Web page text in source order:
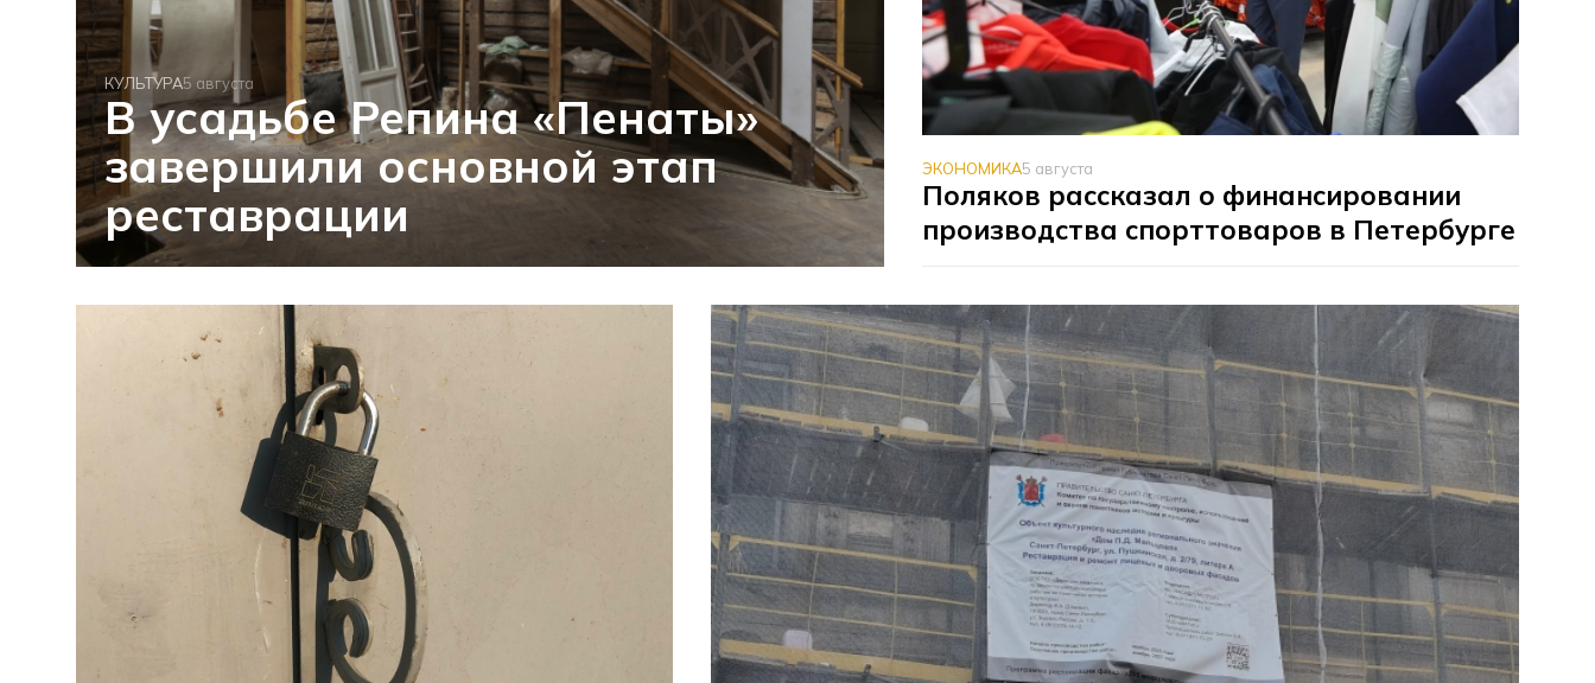
КУЛЬТУРА5 августа
В усадьбе Репина «Пенаты»
завершили основной этап
реставрации
ЭКОНОМИКА5 августа
Поляков рассказал о финансировании
производства спорттоваров в Петербурге